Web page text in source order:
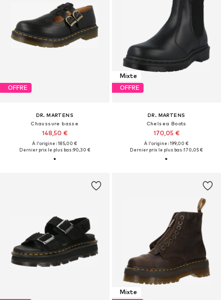
OFFRE
DR. MARTENS
Chaussure basse
148,50 €
À l'origine : 185,00 €
Dernier prix le plus bas :90,30 €
Mixte
OFFRE
DR. MARTENS
Chelsea Boots
170,05 €
À l'origine : 199,00 €
Dernier prix le plus bas :170,05 €
Mixte